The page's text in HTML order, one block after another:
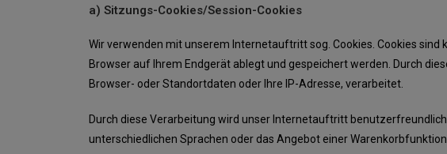
a) Sitzungs-Cookies/Session-Cookies
Wir verwenden mit unserem Internetauftritt sog. Cookies. Cookies
Browser auf Ihrem Endgerät ablegt und gespeichert werden. Durch
Browser- oder Standortdaten oder Ihre IP-Adresse, verarbeitet.
Durch diese Verarbeitung wird unser Internetauftritt
unterschiedlichen Sprachen oder das Angebot einer